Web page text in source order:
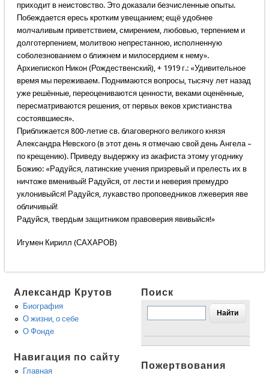
приходит в неистовство. Это доказали безчисленные опыты.
Побеждается ересь кротким увещанием; ещё удобнее
молчаливым приветствием, смирением, любовью, терпением и
долготерпением, молитвою непрестанною, исполненную
соболезнованием о ближнем и милосердием к нему».
Архиепископ Никон (Рождественский), + 1919 г.: «Удивительное
время мы переживаем. Поднимаются вопросы, тысячу лет назад
уже решённые, переоцениваются ценности, веками оценённые,
пересматриваются решения, от первых веков христианства
состоявшиеся».
Приближается 800-летие св. благоверного великого князя
Александра Невского (в этот день я отмечаю свой день Ангела –
по крещению). Приведу выдержку из акафиста этому угоднику
Божию: «Радуйся, латинские учения призревый и прелесть их в
ничтоже вменивый! Радуйся, от лести и неверия премудро
уклонивыйся! Радуйся, лукавство проповедников лжеверия яве
обличивый!
Радуйся, твердым защитником правоверия явивыйся!»
Игумен Кирилл (САХАРОВ)
Александр Крутов
Биография
О жизни, о себе
О Фонде
Навигация по сайту
Главная
Поиск
Пожертвования